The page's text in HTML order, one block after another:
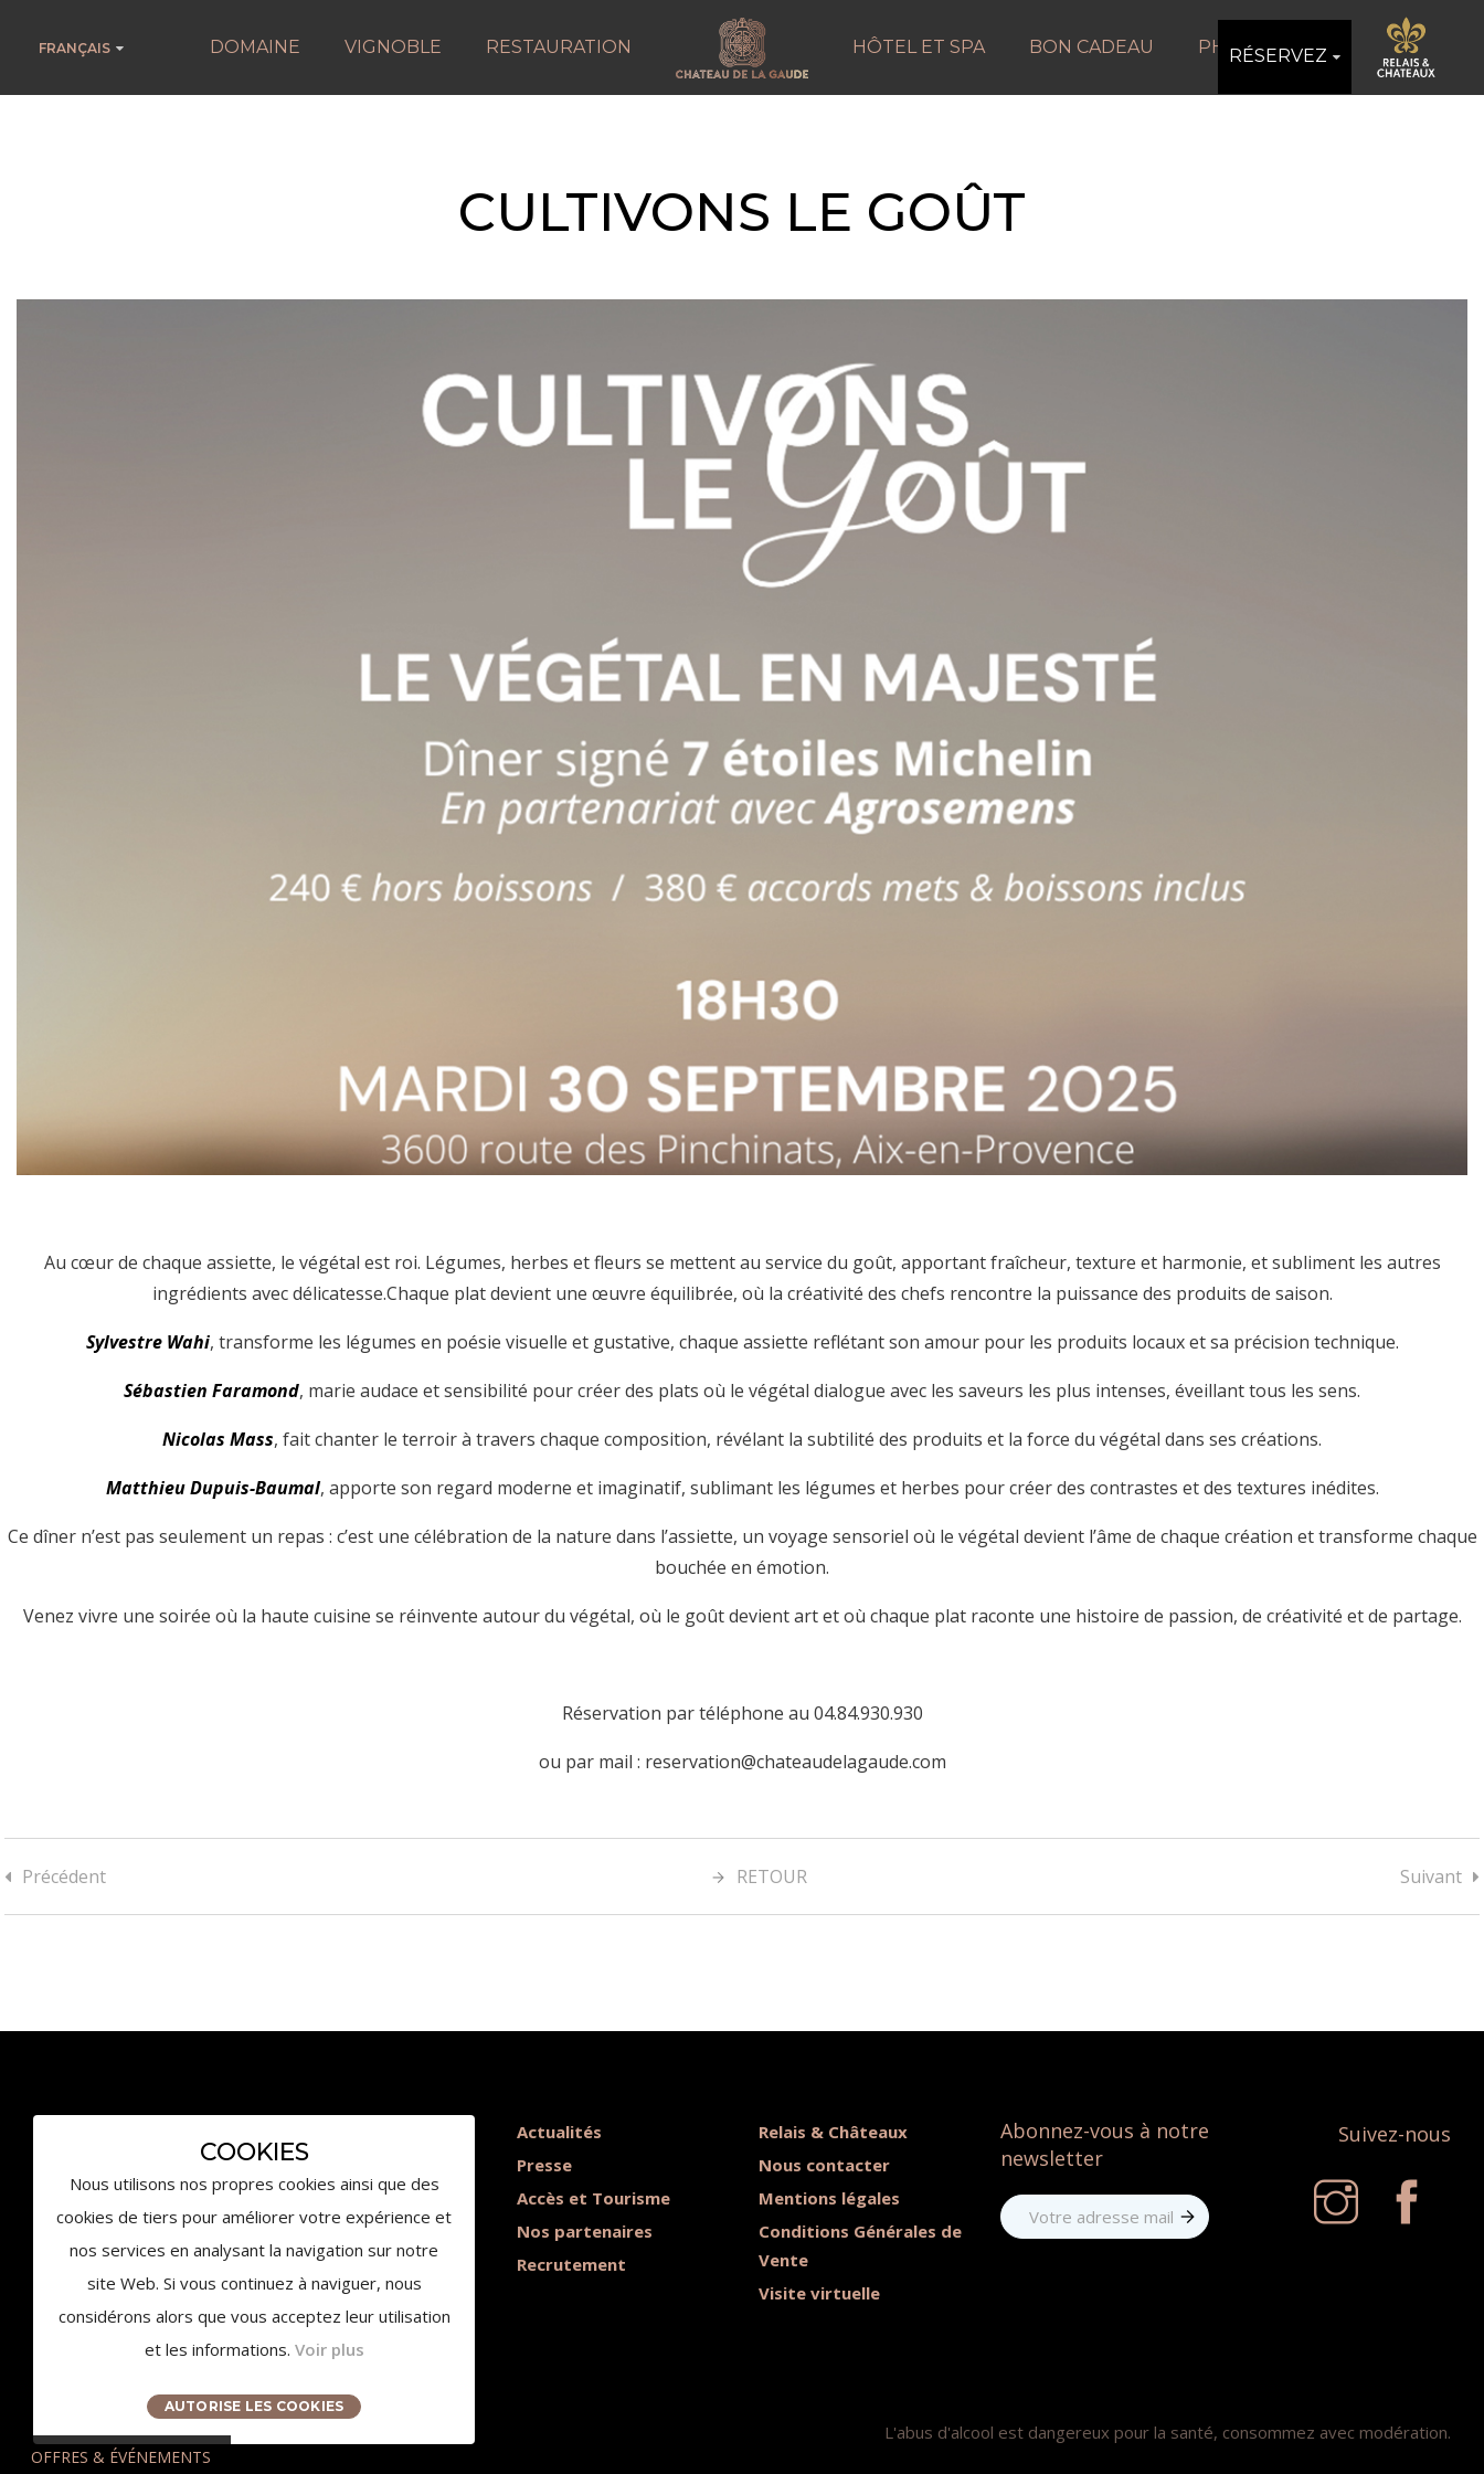
FRANÇAIS DOMAINE VIGNOBLE RESTAURATION HÔTEL ET SPA BON CADEAU PHOTOS
RÉSERVEZ
OFFRES & ÉVÉNEMENTS
CULTIVONS LE GOÛT
Au cœur de chaque assiette, le végétal est roi. Légumes, herbes et fleurs se mettent au service du goût, apportant fraîcheur, texture et harmonie, et subliment les autres
ingrédients avec délicatesse.Chaque plat devient une œuvre équilibrée, où la créativité des chefs rencontre la puissance des produits de saison.
Sylvestre Wahi, transforme les légumes en poésie visuelle et gustative, chaque assiette reflétant son amour pour les produits locaux et sa précision technique.
Sébastien Faramond, marie audace et sensibilité pour créer des plats où le végétal dialogue avec les saveurs les plus intenses, éveillant tous les sens.
Nicolas Mass, fait chanter le terroir à travers chaque composition, révélant la subtilité des produits et la force du végétal dans ses créations.
Matthieu Dupuis-Baumal, apporte son regard moderne et imaginatif, sublimant les légumes et herbes pour créer des contrastes et des textures inédites.
Ce dîner n’est pas seulement un repas : c’est une célébration de la nature dans l’assiette, un voyage sensoriel où le végétal devient l’âme de chaque création et transforme chaque
bouchée en émotion.
Venez vivre une soirée où la haute cuisine se réinvente autour du végétal, où le goût devient art et où chaque plat raconte une histoire de passion, de créativité et de partage.
Réservation par téléphone au 04.84.930.930
ou par mail : reservation@chateaudelagaude.com
Précédent RETOUR Suivant
COOKIES
Nous utilisons nos propres cookies ainsi que des
cookies de tiers pour améliorer votre expérience et
nos services en analysant la navigation sur notre
site Web. Si vous continuez à naviguer, nous
considérons alors que vous acceptez leur utilisation
et les informations. Voir plus
AUTORISE LES COOKIES
13100 Aix-en-Provence
+33 (0)4 84 930 930
Actualités
Presse
Accès et Tourisme
Nos partenaires
Recrutement
Relais & Châteaux
Nous contacter
Mentions légales
Conditions Générales de
Vente
Visite virtuelle
Abonnez-vous à notre
newsletter
Suivez-nous
© 2020 Château de la Gaude - Tous droits réservés L'abus d'alcool est dangereux pour la santé, consommez avec modération.